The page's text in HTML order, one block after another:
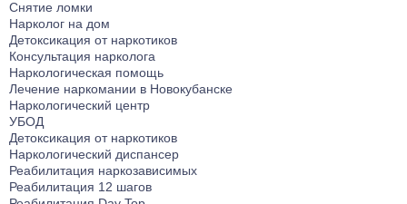
Снятие ломки
Нарколог на дом
Детоксикация от наркотиков
Консультация нарколога
Наркологическая помощь
Лечение наркомании в Новокубанске
Наркологический центр
УБОД
Детоксикация от наркотиков
Наркологический диспансер
Реабилитация наркозависимых
Реабилитация 12 шагов